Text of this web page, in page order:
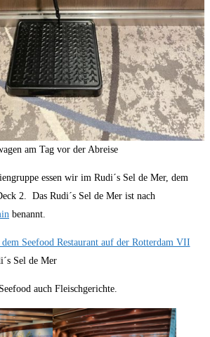
am Tag vor der Abreise
essen wir im Rudi´s Sel de Mer, dem
2. Das Rudi´s Sel de Mer ist nach
benannt.
Sel de Mer
auch Fleischgerichte.